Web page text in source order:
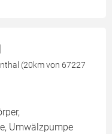
(20km von 67227
Umwälzpumpe